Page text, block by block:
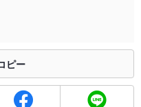
ー／2Fはお座敷(30名様まで))
ピー